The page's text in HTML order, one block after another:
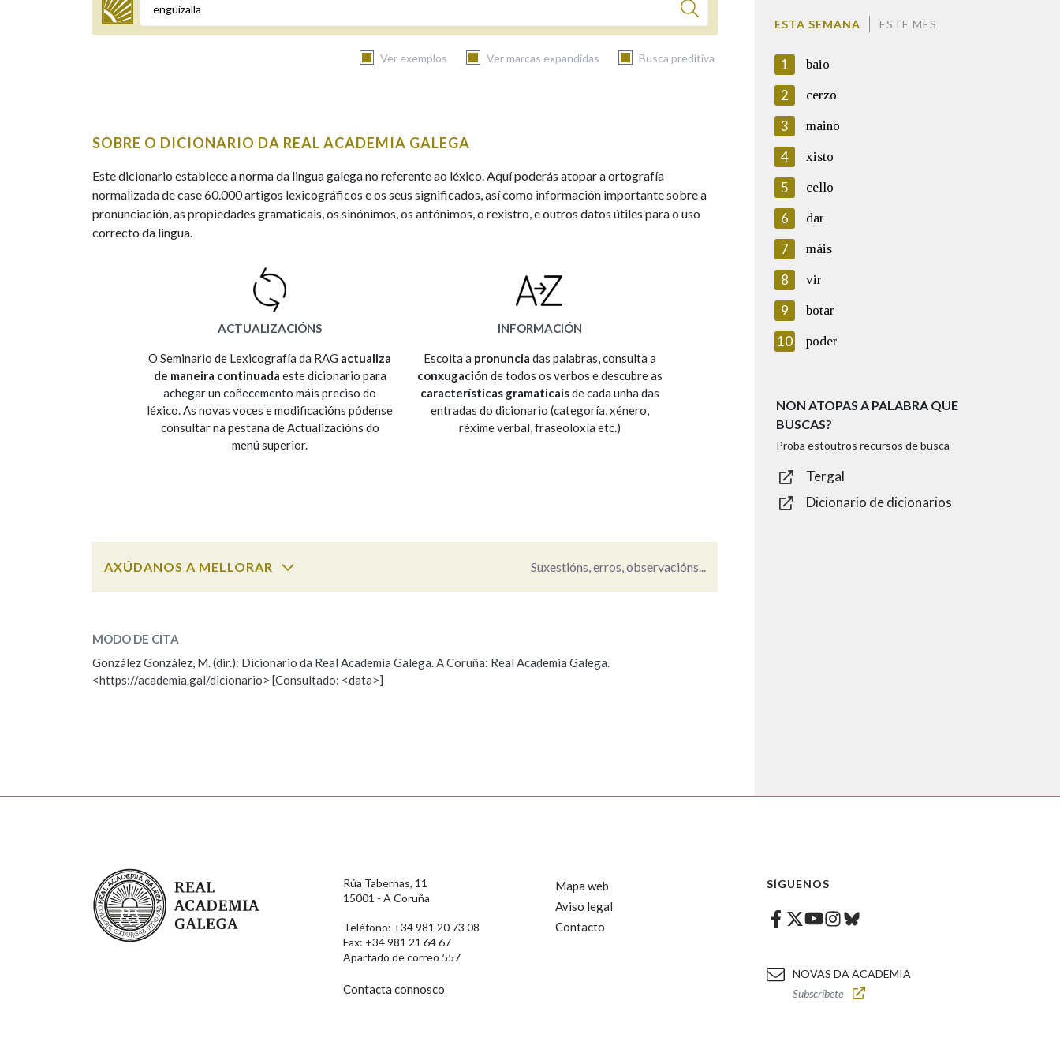
Termo a buscar
Ver exemplos Ver marcas expandidas Busca preditiva
Remata por Nos exemplos
OUTRAS OPCIÓNS DE BUSCA
Marcas gramaticais Pertence a
SOBRE O DICIONARIO DA REAL ACADEMIA GALEGA
Este dicionario establece a norma da lingua galega no referente ao léxico. Aquí poderás atopar a ortografía
normalizada de case 60.000 artigos lexicográficos e os seus significados, así como información importante sobre a
pronunciación, as propiedades gramaticais, os sinónimos, os antónimos, o rexistro, e outros datos útiles para o uso
correcto da lingua.
ACTUALIZACIÓNS
O Seminario de Lexicografía da RAG actualiza
de maneira continuada este dicionario para
achegar un coñecemento máis preciso do
léxico. As novas voces e modificacións pódense
consultar na pestana de Actualizacións do
menú superior.
INFORMACIÓN
Escoita a pronuncia das palabras, consulta a
conxugación de todos os verbos e descubre as
características gramaticaisde cada unha das
entradas do dicionario (categoría, xénero,
réxime verbal, fraseoloxía etc.)
AXÚDANOS A MELLORAR Suxestións, erros, observacións...
Observación
Nome Apelidos
En cumprimento da normativa vixente en materia de Protección de Datos de Carácter Persoal, a Real Academia Galega informa a
aqueles usuarios que faciliten o seu correo electrónico, así como calquera outra información de carácter persoal, que estes datos
usuarios poderán exercer o seu dereito de acceso, rectificación, oposición e cancelación dos seus datos poñéndose en contacto
MODO DE CITA
González González, M. (dir.): Dicionario da Real Academia Galega. A Coruña: Real Academia Galega.
<https://academia.gal/dicionario> [Consultado: <data>]
ESTA SEMANA ESTE MES
1 baio
2 cerzo
3 maino
4 xisto
5 cello
6 dar
7 máis
8 vir
9 botar
10 poder
NON ATOPAS A PALABRA QUE
BUSCAS?
Proba estoutros recursos de busca
Tergal
Dicionario de dicionarios
Real Academia Galega
Rúa Tabernas, 11
15001 - A Coruña
Teléfono: +34 981 20 73 08
Fax: +34 981 21 64 67
Apartado de correo 557
Contacta connosco
Mapa web
Aviso legal
Contacto
SÍGUENOS
Facebook
Twitter
Youtube
Instagram
Bluesky
NOVAS DA ACADEMIA
Subscríbete